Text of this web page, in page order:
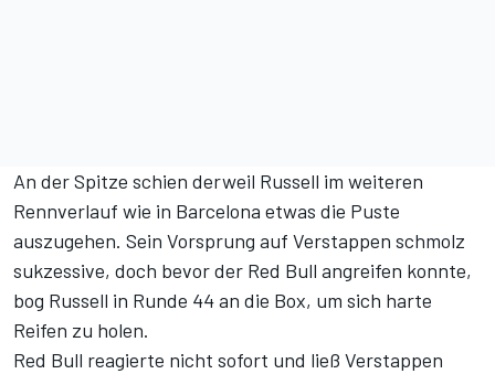
An der Spitze schien derweil Russell im weiteren
Rennverlauf wie in Barcelona etwas die Puste
auszugehen. Sein Vorsprung auf Verstappen schmolz
sukzessive, doch bevor der Red Bull angreifen konnte,
bog Russell in Runde 44 an die Box, um sich harte
Reifen zu holen.
Red Bull reagierte nicht sofort und ließ Verstappen